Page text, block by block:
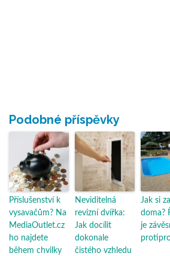
Podobné příspěvky
Příslušenství k
vysavačům? Na
MediaOutlet.cz
ho najdete
během chvilky
Neviditelná
revizní dvířka:
Jak docílit
dokonale
čistého vzhledu
Jak si
doma?
je